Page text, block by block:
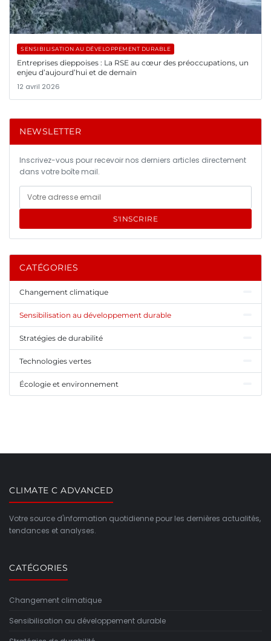
SENSIBILISATION AU DÉVELOPPEMENT DURABLE
Entreprises dieppoises : La RSE au cœur des préoccupations, un
enjeu d’aujourd’hui et de demain
12 avril 2026
NEWSLETTER
Inscrivez-vous pour recevoir nos derniers articles directement
dans votre boîte mail.
S'INSCRIRE
CATÉGORIES
Changement climatique
Sensibilisation au développement durable
Stratégies de durabilité
Technologies vertes
Écologie et environnement
CLIMATE C ADVANCED
Votre source d'information quotidienne pour les dernières actualités,
tendances et analyses.
CATÉGORIES
Changement climatique
Sensibilisation au développement durable